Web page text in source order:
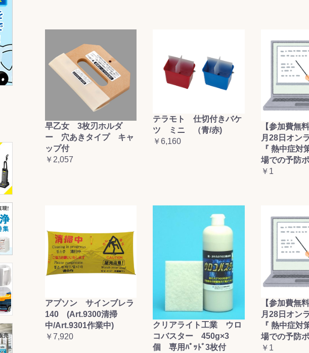
早乙女 3枚刃ホルダ
ー 穴あきタイプ キャ
ップ付
￥2,057
テラモト 仕切付きバケ
ツ ミニ （青/赤)
￥6,160
【参加費無
月28日オン
『 熱中症対
場での予防ポ
￥1
アプソン サインブレラ
140 (Art.9300清掃
中/Art.9301作業中)
￥7,920
クリアライト工業 ウロ
コバスター 450g×3
個 専用ﾊﾟｯﾄﾞ3枚付
【参加費無
月28日オン
『 熱中症対
場での予防ポ
￥1